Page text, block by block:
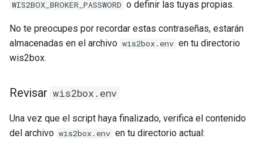
WIS2BOX_BROKER_PASSWORD o definir las tuyas propias.
No te preocupes por recordar estas contraseñas, estarán
almacenadas en el archivo wis2box.env en tu directorio
wis2box.
Revisar wis2box.env
Una vez que el script haya finalizado, verifica el contenido
del archivo wis2box.env en tu directorio actual: